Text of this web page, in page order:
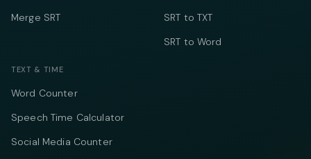
Merge SRT
SRT to TXT
SRT to Word
TEXT & TIME
Word Counter
Speech Time Calculator
Social Media Counter